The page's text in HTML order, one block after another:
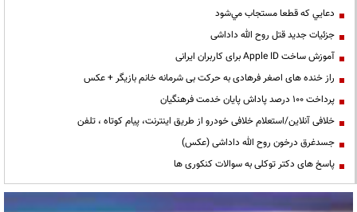
دعايي كه قطعا مستجاب مي‌شود
جزئیات جدید قتل روح الله داداشی
آموزش ساخت Apple ID برای کاربران ایرانی
راز خنده های اصغر فرهادی به حرکت بی شرمانه خانم بازیگر + عکس
پرداخت ۱۰۰ درصد پاداش پایان خدمت فرهنگیان
خلافی آنلاین/استعلام خلافی خودرو از طریق اینترنت، پیام کوتاه ، تلفن
جسدغرق درخون روح الله داداشی (عکس)
پاسخ های دکتر توکلی به سوالات کنکوری ها